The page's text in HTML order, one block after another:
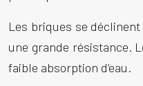
Les briques se
une grande résistance.
faible absorption d’eau.